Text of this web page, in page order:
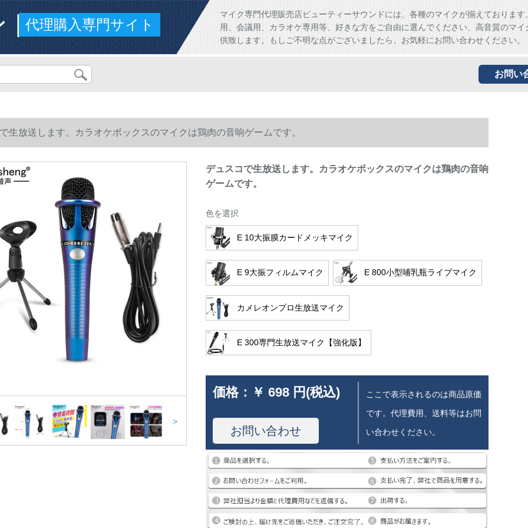
ド代理購入専門サイト
マイク専門代理販売店ビューティーサウンドには、各種のマイクが揃えております
用、会議用、カラオケ専用等、好きな方をご自由に選んでください、高音質のマイ
供致します。もしご不明な点がございましたら、お気軽にお問い合わせください。
お問い
生放送します。カラオケボックスのマイクは鶏肉の音响ゲームです。
>
デュスコで生放送します。カラオケボックスのマイクは鶏肉の音响
ゲームです。
色を選択
E 10大振膜カードメッキマイク
E 9大振フィルムマイク E 800小型哺乳瓶ライブマイク
カメレオンプロ生放送マイク
E 300専門生放送マイク【強化版】
価格： ￥ 698 円(税込)
お問い合わせ
ここで表示されるのは商品原価
です。代理費用、送料等はお問
い合わせください。